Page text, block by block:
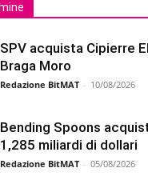
SPV acquista Cipierre
Braga Moro
Redazione BitMAT - 10/08/2026
Bending Spoons
1,285 miliardi di dollari
Redazione BitMAT - 05/08/2026